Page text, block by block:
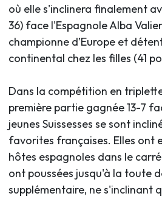
où elle s'inclinera finalement
36) face l'Espagnole Alba
championne d’Europe et
continental chez les filles (41
Dans la compétition en
première partie gagnée 13-7
jeunes Suissesses se sont
favorites françaises. Elles ont
hôtes espagnoles dans le
ont poussées jusqu'à la toute
supplémentaire, ne s'inclinant